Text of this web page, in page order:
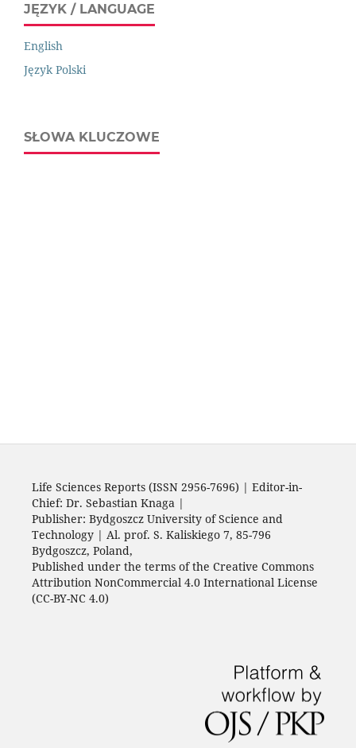
JĘZYK / LANGUAGE
English
Język Polski
SŁOWA KLUCZOWE
Life Sciences Reports (ISSN 2956-7696) | Editor-in-
Chief: Dr. Sebastian Knaga |
Publisher: Bydgoszcz University of Science and
Technology | Al. prof. S. Kaliskiego 7, 85-796
Bydgoszcz, Poland,
Published under the terms of the Creative Commons
Attribution NonCommercial 4.0 International License
(CC-BY-NC 4.0)